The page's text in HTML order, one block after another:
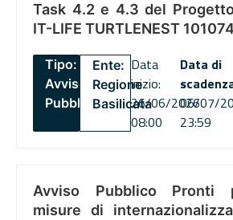
Task 4.2 e 4.3 del Progetto
IT-LIFE TURTLENEST
Tipo:
Avviso
Pubblico
Ente:
Regione
Basilicata
Data
inizio:
26/06/2026
08:00
Data di
06/07/
23:59
Avviso Pubblico Pronti
misure di